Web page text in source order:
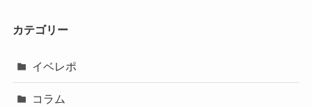
カテゴリー
イベレポ
コラム